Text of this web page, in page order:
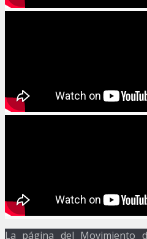
La página del Movimiento